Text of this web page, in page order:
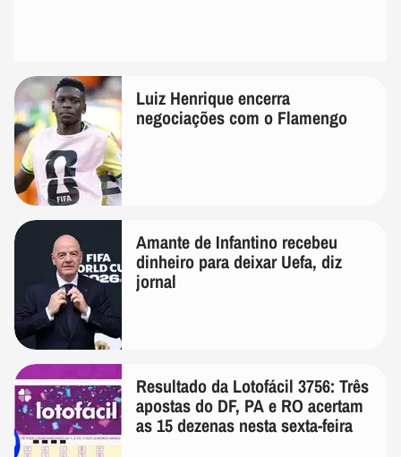
Luiz Henrique encerra
negociações com o Flamengo
Amante de Infantino recebeu
dinheiro para deixar Uefa, diz
jornal
Resultado da Lotofácil 3756: Três
apostas do DF, PA e RO acertam
as 15 dezenas nesta sexta-feira